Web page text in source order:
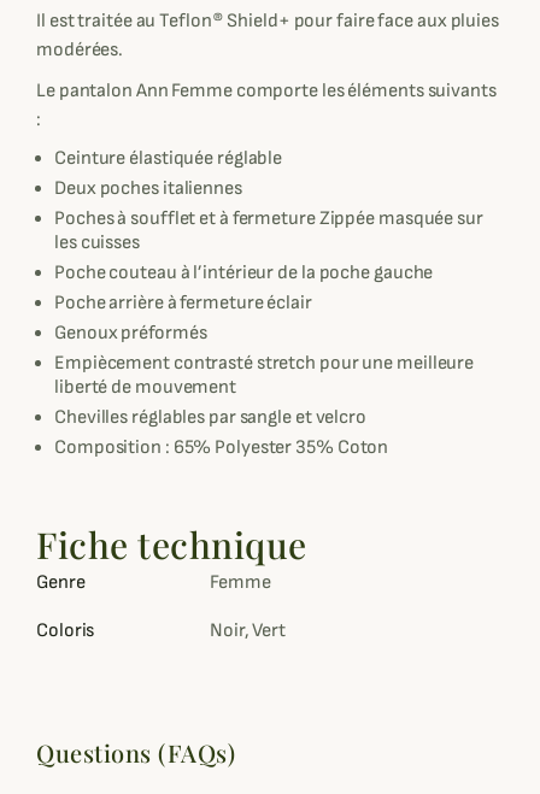
Il est traitée au Teflon® Shield+ pour faire face aux pluies
modérées.
Le pantalon Ann Femme comporte les éléments suivants
:
Ceinture élastiquée réglable
Deux poches italiennes
Poches à soufflet et à fermeture Zippée masquée sur
les cuisses
Poche couteau à l’intérieur de la poche gauche
Poche arrière à fermeture éclair
Genoux préformés
Empiècement contrasté stretch pour une meilleure
liberté de mouvement
Chevilles réglables par sangle et velcro
Composition : 65% Polyester 35% Coton
Fiche technique
Genre Femme
Coloris Noir, Vert
Questions (FAQs)